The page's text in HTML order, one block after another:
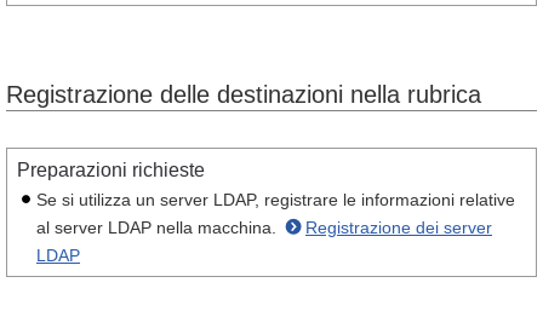
Registrazione delle destinazioni nella rubrica
Preparazioni richieste
Se si utilizza un server LDAP, registrare le informazioni relative
al server LDAP nella macchina.
Registrazione dei server
LDAP